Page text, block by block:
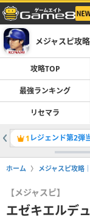
メジャスピ攻
攻略TOP
最強ランキング
リセマラ
1 レジェンド第2弾
ホーム メジャスピ攻略
【メジャスピ】
エゼキエルデ